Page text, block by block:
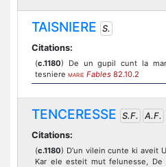
TAISNIERE S.
Citations:
(c.1180) De un gupil cunt la
tesniere MARIE Fables 82.10.2
TENCERESSE S.F.
A.F.
Citations:
(c.1180) D’un vilein cunte ki aveit
Kar ele esteit mut felunesse, De